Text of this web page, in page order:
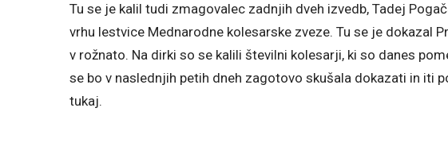
Tu se je kalil tudi zmagovalec zadnjih dveh izvedb, Tadej
vrhu lestvice Mednarodne kolesarske zveze. Tu se je dokazal
v rožnato. Na dirki so se kalili številni kolesarji, ki so danes
se bo v naslednjih petih dneh zagotovo skušala dokazati in iti
tukaj.